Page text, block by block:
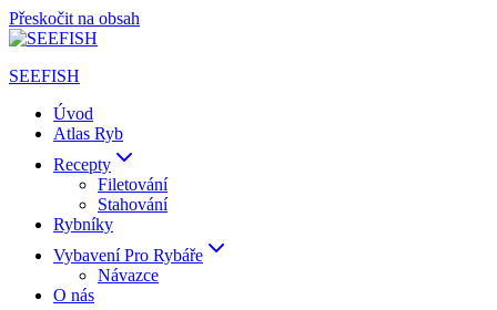
Přeskočit na obsah
SEEFISH
Úvod
Atlas Ryb
Recepty
Filetování
Stahování
Rybníky
Vybavení Pro Rybáře
Návazce
O nás